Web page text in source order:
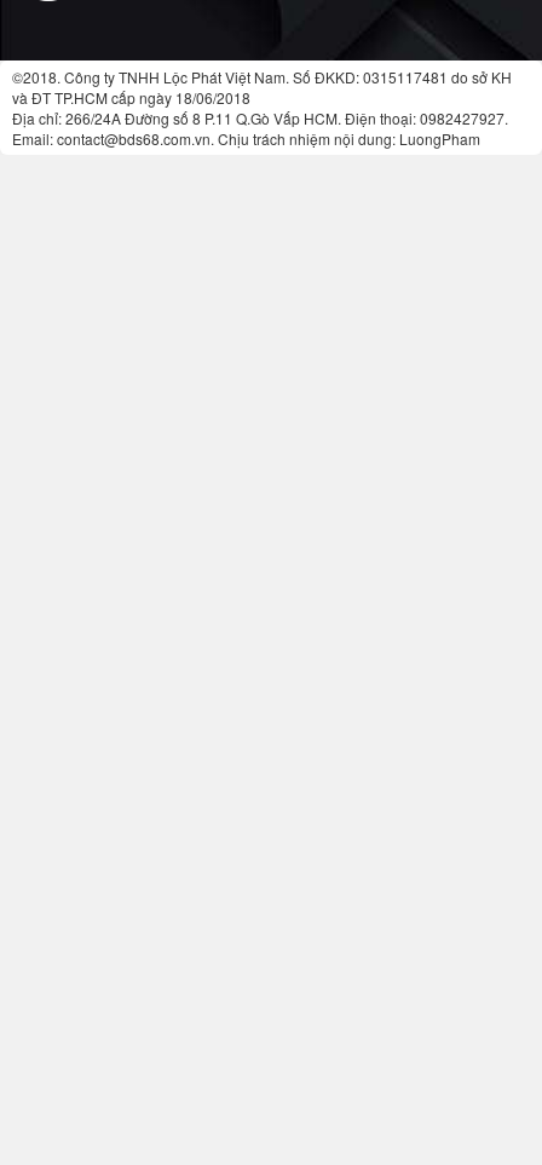
©2018. Công ty TNHH Lộc Phát Việt Nam. Số ĐKKD: 0315117481 do sở KH
và ĐT TP.HCM cấp ngày 18/06/2018
Địa chỉ: 266/24A Đường số 8 P.11 Q.Gò Vấp HCM. Điện thoại: 0982427927.
Email: contact@bds68.com.vn. Chịu trách nhiệm nội dung: LuongPham